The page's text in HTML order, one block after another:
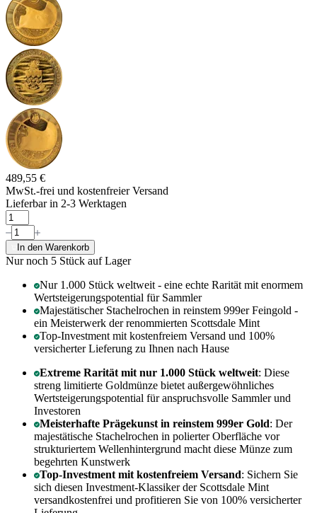
489,55 €
MwSt.-frei und kostenfreier Versand
Lieferbar in 2-3 Werktagen
In den Warenkorb
Nur noch 5 Stück auf Lager
Nur 1.000 Stück weltweit - eine echte Rarität mit enormem
Wertsteigerungspotential für Sammler
Majestätischer Stachelrochen in reinstem 999er Feingold -
ein Meisterwerk der renommierten Scottsdale Mint
Top-Investment mit kostenfreiem Versand und 100%
versicherter Lieferung zu Ihnen nach Hause
Extreme Rarität mit nur 1.000 Stück weltweit: Diese
streng limitierte Goldmünze bietet außergewöhnliches
Wertsteigerungspotential für anspruchsvolle Sammler und
Investoren
Meisterhafte Prägekunst in reinstem 999er Gold: Der
majestätische Stachelrochen in polierter Oberfläche vor
strukturiertem Wellenhintergrund macht diese Münze zum
begehrten Kunstwerk
Top-Investment mit kostenfreiem Versand: Sichern Sie
sich diesen Investment-Klassiker der Scottsdale Mint
versandkostenfrei und profitieren Sie von 100% versicherter